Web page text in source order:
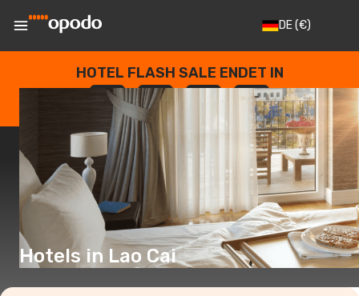
DE(€)
HOTEL FLASH SALE ENDET IN
--
TAGE
: --
STUNDEN
: --
SEKUNDEN
Hotels in Lao Cai